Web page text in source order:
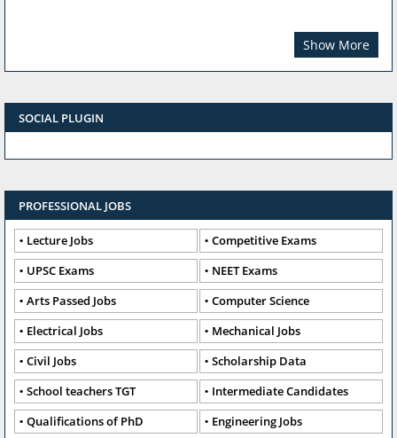
Show More
SOCIAL PLUGIN
PROFESSIONAL JOBS
Lecture Jobs
Competitive Exams
UPSC Exams
NEET Exams
Arts Passed Jobs
Computer Science
Electrical Jobs
Mechanical Jobs
Civil Jobs
Scholarship Data
School teachers TGT
Intermediate Candidates
Qualifications of PhD
Engineering Jobs